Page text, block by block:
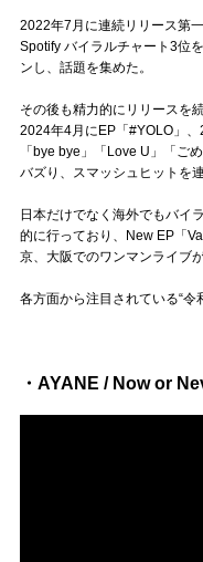
2022年7月に連続リリース第
Spotify バイラルチャート3位
ンし、話題を集めた。
その後も精力的にリリースを
2024年4月にEP「#YOLO」、
「bye bye」「Love U」「ご
バズり、スマッシュヒットを連
日本だけでなく海外でもバイ
的に行っており、New EP「
京、大阪でのワンマンライブが
各方面から注目されている“令
・AYANE / Now or